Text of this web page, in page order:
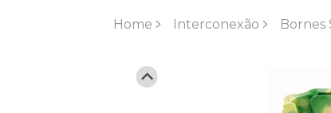
Home Interconexão Bornes